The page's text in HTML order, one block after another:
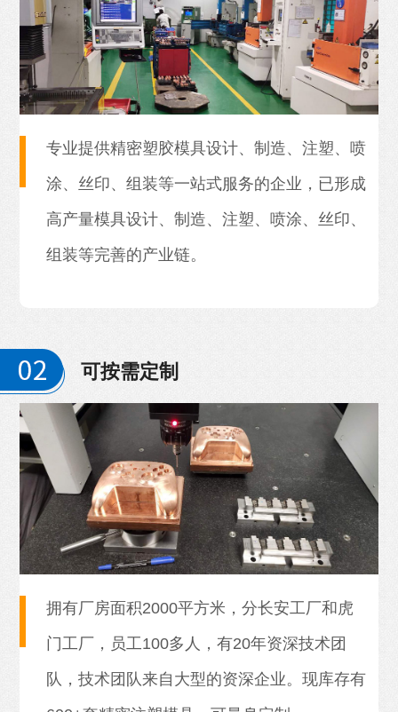
专业提供精密塑胶模具设计、制造、注塑、喷
涂、丝印、组装等一站式服务的企业，已形成
高产量模具设计、制造、注塑、喷涂、丝印、
组装等完善的产业链。
可按需定制
拥有厂房面积2000平方米，分长安工厂和虎
门工厂，员工100多人，有20年资深技术团
队，技术团队来自大型的资深企业。现库存有